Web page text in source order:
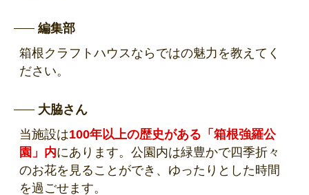
編集部
箱根クラフトハウスならではの魅力を教えてく
ださい。
大脇さん
当施設は100年以上の歴史がある「箱根強羅公
園」内にあります。公園内は緑豊かで四季折々
のお花を見ることができ、ゆったりとした時間
を過ごせます。